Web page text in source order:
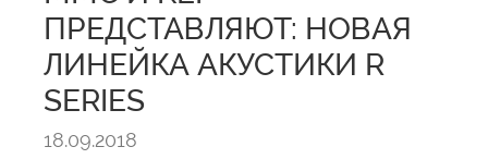
ПРЕДСТАВЛЯЮТ: НОВАЯ
ЛИНЕЙКА АКУСТИКИ R
SERIES
18.09.2018